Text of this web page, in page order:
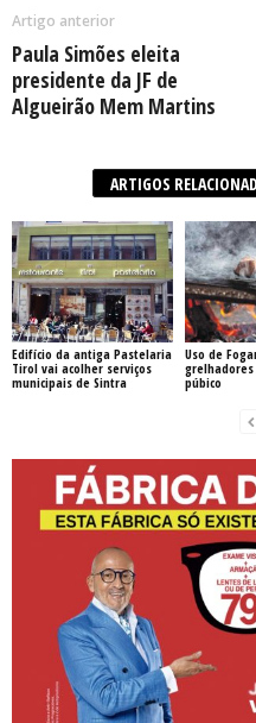
Artigo anterior
Paula Simões eleita
presidente da JF de
Algueirão Mem Martins
ARTIGOS
Edifício da antiga Pastelaria
Tirol vai acolher serviços
municipais de Sintra
Uso de
grelhadores
púbico